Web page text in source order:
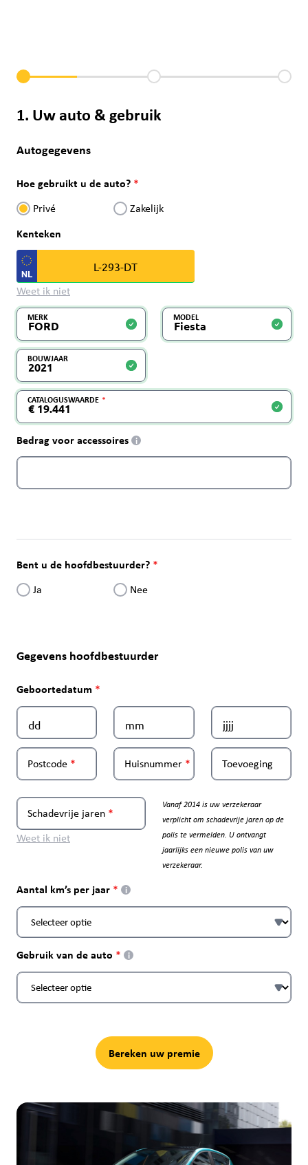
1. Uw auto & gebruik
Autogegevens
Hoe gebruikt u de auto?
Privé Zakelijk
Kenteken
Weet ik niet
MERK MODEL
BOUWJAAR
CATALOGUSWAARDE
Bedrag voor accessoires i
Bent u de hoofdbestuurder?
Ja Nee
Gegevens hoofdbestuurder
Geboortedatum
Postcode Huisnummer Toevoeging
Schadevrije jaren
Weet ik niet
Vanaf 2014 is uw verzekeraar
verplicht om schadevrije jaren op de
polis te vermelden. U ontvangt
jaarlijks een nieuwe polis van uw
verzekeraar.
Aantal km’s per jaar i
Gebruik van de auto i
Bereken uw premie